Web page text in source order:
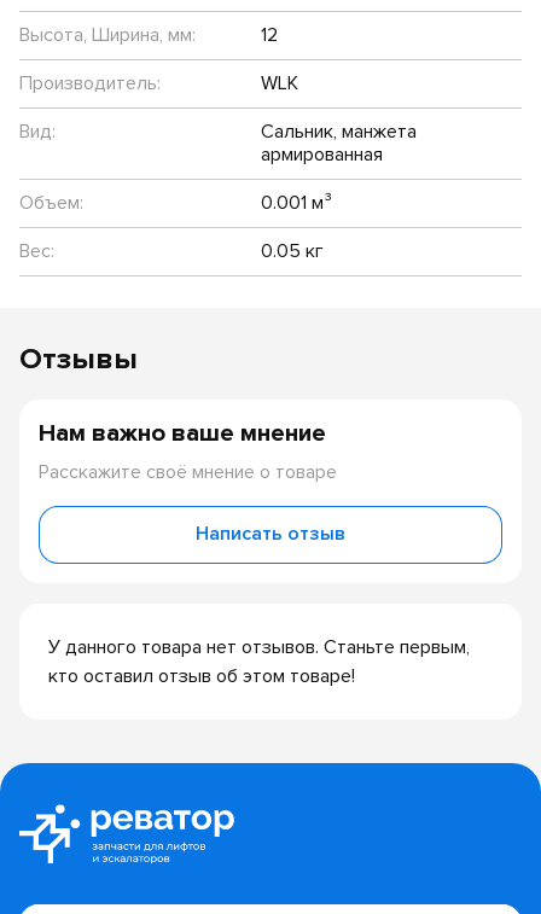
Высота, Ширина, мм:
12
Производитель:
WLK
Вид:
Сальник, манжета
армированная
Объем:
0.001 м³
Вес:
0.05 кг
Отзывы
У данного товара нет отзывов. Станьте первым,
кто оставил отзыв об этом товаре!
Нам важно ваше мнение
Расскажите своё мнение о товаре
Написать отзыв